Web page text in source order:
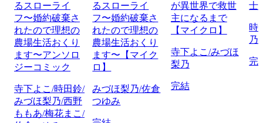
るスローライ
フ〜婚約破棄さ
れたので理想の
農場生活おくり
ます〜アンソロ
ジーコミック
寺下よこ/時田鈴/
みづほ梨乃/西野
ももあ/梅花まこ/
るスローライ
フ〜婚約破棄さ
れたので理想の
農場生活おくり
ます〜【マイク
ロ】
みづほ梨乃/佐倉
つゆみ
が異世界で救世
主になるまで
【マイクロ】
寺下よこ/みづほ
梨乃
完結
士
時
乃
完